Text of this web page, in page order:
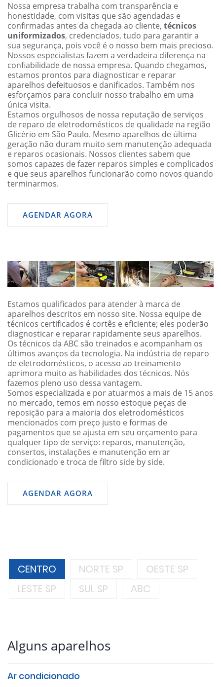
Nossa empresa trabalha com transparência e
honestidade, com visitas que são agendadas e
confirmadas antes da chegada ao cliente, técnicos
uniformizados, credenciados, tudo para garantir a
sua segurança, pois você é o nosso bem mais precioso.
Nossos especialistas fazem a verdadeira diferença na
confiabilidade de nossa empresa. Quando chegamos,
estamos prontos para diagnosticar e reparar
aparelhos defeituosos e danificados. Também nos
esforçamos para concluir nosso trabalho em uma
única visita.
Estamos orgulhosos de nossa reputação de serviços
de reparo de eletrodomésticos de qualidade na região
Glicério em São Paulo. Mesmo aparelhos de última
geração não duram muito sem manutenção adequada
e reparos ocasionais. Nossos clientes sabem que
somos capazes de fazer reparos simples e complicados
e que seus aparelhos funcionarão como novos quando
terminarmos.
AGENDAR AGORA
Estamos qualificados para atender à marca de
aparelhos descritos em nosso site. Nossa equipe de
técnicos certificados é cortês e eficiente; eles poderão
diagnosticar e reparar rapidamente seus aparelhos.
Os técnicos da ABC são treinados e acompanham os
últimos avanços da tecnologia. Na indústria de reparo
de eletrodomésticos, o acesso ao treinamento
aprimora muito as habilidades dos técnicos. Nós
fazemos pleno uso dessa vantagem.
Somos especializada e por atuarmos a mais de 15 anos
no mercado, temos em nosso estoque peças de
reposição para a maioria dos eletrodomésticos
mencionados com preço justo e formas de
pagamentos que se ajusta em seu orçamento para
qualquer tipo de serviço: reparos, manutenção,
consertos, instalações e manutenção em ar
condicionado e troca de filtro side by side.
AGENDAR AGORA
CENTRO NORTE SP
OESTE SP
LESTE SP
SUL SP ABC
Alguns aparelhos
Ar condicionado